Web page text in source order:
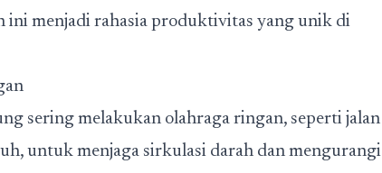
ini menjadi rahasia produktivitas yang unik di
sering melakukan olahraga ringan, seperti jalan
untuk menjaga sirkulasi darah dan mengurangi